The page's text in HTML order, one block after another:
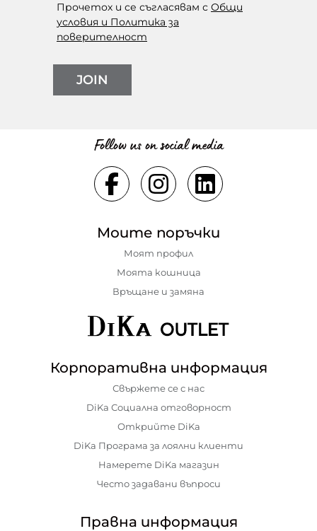
Прочетох и се съгласявам с Общи
условия и Политика за
поверителност
JOIN
Follow us on social media
Моите поръчки
Моят профил
Моята кошница
Връщане и замяна
Корпоративна информация
Свържете се с нас
DiKa Социална отговорност
Открийте DiKa
DiKa Програма за лоялни клиенти
Намерете DiKa магазин
Често задавани въпроси
Правна информация